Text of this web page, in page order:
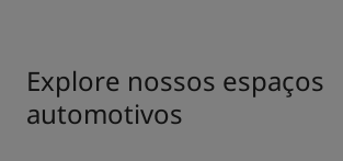
Explore nossos espaços
automotivos